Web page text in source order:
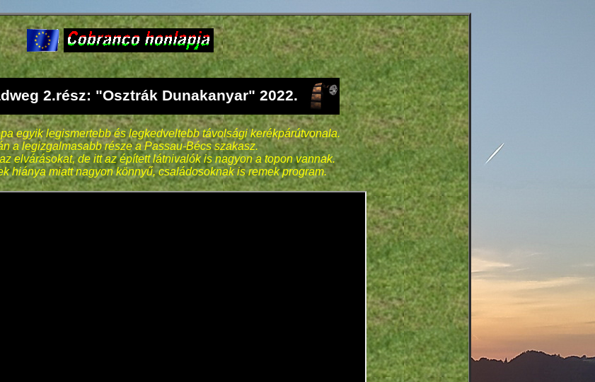
2.rész: "Osztrák Dunakanyar" 2022.
egyik legismertebb és legkedveltebb távolsági kerékpárútvonala.
a legizgalmasabb része a Passau-Bécs szakasz.
elvárásokat, de itt az épített látnivalók is nagyon a topon vannak.
hiánya miatt nagyon könnyű, családosoknak is remek program.